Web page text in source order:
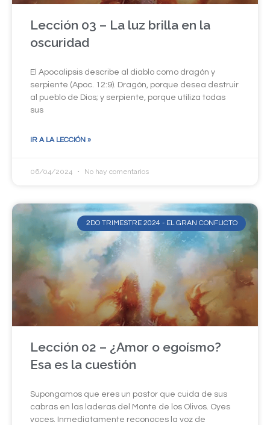
Lección 03 – La luz brilla en la
oscuridad
El Apocalipsis describe al diablo como dragón y
serpiente (Apoc. 12:9). Dragón, porque desea destruir
al pueblo de Dios; y serpiente, porque utiliza todas
sus
IR A LA LECCIÓN »
06/04/2024 No hay comentarios
2DO TRIMESTRE 2024 - EL GRAN CONFLICTO
Lección 02 – ¿Amor o egoísmo?
Esa es la cuestión
Supongamos que eres un pastor que cuida de sus
cabras en las laderas del Monte de los Olivos. Oyes
voces. Inmediatamente reconoces la voz de